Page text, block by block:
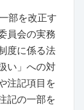
部を改正す
員会の実務
度に係る法
い」への対
注記項目を
記の一部を